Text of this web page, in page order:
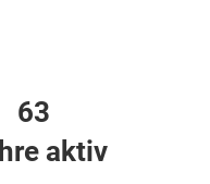
63
aktiv